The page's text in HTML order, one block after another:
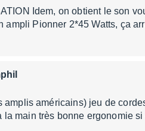
Idem, on obtient le son
ampli Pionner 2*45 Watts, ça
américains) jeu de
main très bonne ergonomie